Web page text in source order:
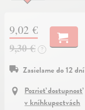
9,02 €
9,30 €
?
Zasielame do 12 dní
Pozrieť dostupnosť
v kníhkupectvách